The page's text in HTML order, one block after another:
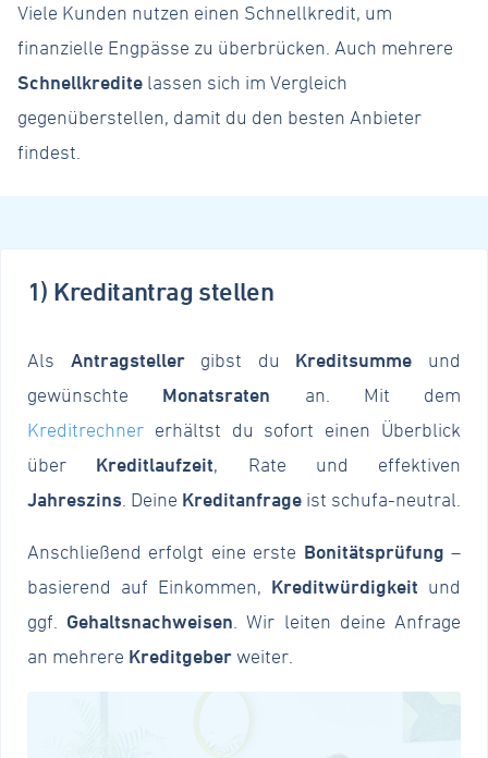
Viele Kunden nutzen einen Schnellkredit, um
finanzielle Engpässe zu überbrücken. Auch mehrere
Schnellkredite lassen sich im Vergleich
gegenüberstellen, damit du den besten Anbieter
findest.
1) Kreditantrag stellen
Als Antragstellergibst du Kreditsumme und
gewünschte Monatsraten an. Mit dem
Kreditrechner erhältst du sofort einen Überblick
über Kreditlaufzeit, Rate und effektiven
Jahreszins . Deine Kreditanfrage ist schufa-neutral.
Anschließend erfolgt eine erste Bonitätsprüfung –
basierend auf Einkommen, Kreditwürdigkeit und
ggf. Gehaltsnachweisen . Wir leiten deine Anfrage
an mehrere Kreditgeberweiter.